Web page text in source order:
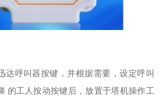
达呼叫器按键，并根据需要，设定呼叫
的工人按动按键后，放置于塔机操作工